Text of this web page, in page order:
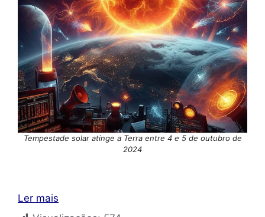
Tempestade solar atinge a Terra entre 4 e 5 de outubro de
2024
Ler mais